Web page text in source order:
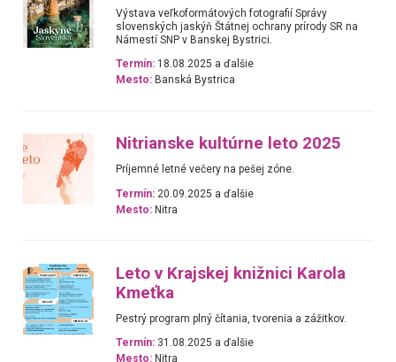
Výstava veľkoformátových fotografií Správy
slovenských jaskýň Štátnej ochrany prírody SR na
Námestí SNP v Banskej Bystrici.
Termín: 18.08.2025 a ďalšie
Mesto: Banská Bystrica
Nitrianske kultúrne leto 2025
Príjemné letné večery na pešej zóne.
Termín: 20.09.2025 a ďalšie
Mesto: Nitra
Leto v Krajskej knižnici Karola
Kmeťka
Pestrý program plný čítania, tvorenia a zážitkov.
Termín: 31.08.2025 a ďalšie
Mesto: Nitra